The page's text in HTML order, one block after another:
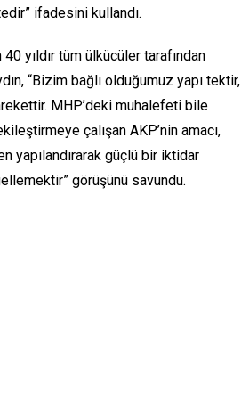
ifadesini kullandı.
yıldır tüm ülkücüler tarafından
“Bizim bağlı olduğumuz yapı tektir,
MHP’deki muhalefeti bile
çalışan AKP’nin amacı,
yapılandırarak güçlü bir iktidar
görüşünü savundu.